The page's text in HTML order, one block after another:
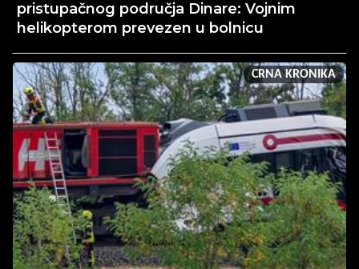
pristupačnog područja Dinare: Vojnim
helikopterom prevezen u bolnicu
CRNA KRONIKA